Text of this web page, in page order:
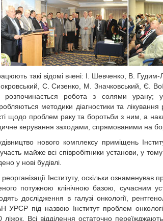
такі відомі вчені: І. Шевченко, В.
С. Сизенко, М. Значковський, Є.
робота з солями урану;
методики діагностики та
щодо проблем раку та боротьби з ним, а
керування заходами, спрямованими на
нового комплексу приміщень
майже всі співробітники установи, у тому
у нові будівлі.
Інституту, оскільки
потужною клінічною базою, сучасним
дослідження в галузі онкології,
УРСР під назвою Інститут проблем
Всі відділення остаточно